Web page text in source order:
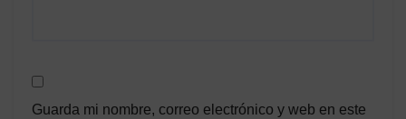
Guarda mi nombre, correo electrónico y web en este